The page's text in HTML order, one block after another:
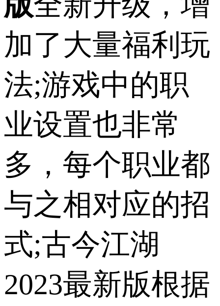
加了大量福利玩
法;游戏中的职
业设置也非常
多，每个职业都
与之相对应的招
式;古今江湖
2023最新版根据